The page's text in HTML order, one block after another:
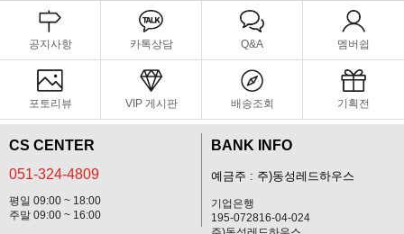
공지사항 카톡상담 Q&A 멤버쉽
포토리뷰 VIP 게시판 배송조회 기획전
CS CENTER
051-324-4809
평일 09:00 ~ 18:00
주말 09:00 ~ 16:00
BANK INFO
예금주 : 주)동성레드하우스
기업은행
195-072816-04-024